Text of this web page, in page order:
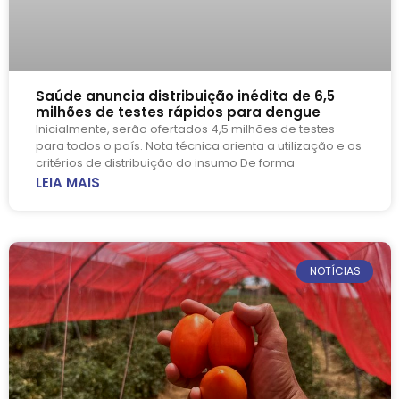
Saúde anuncia distribuição inédita de 6,5
milhões de testes rápidos para dengue
Inicialmente, serão ofertados 4,5 milhões de testes
para todos o país. Nota técnica orienta a utilização e os
critérios de distribuição do insumo De forma
LEIA MAIS
NOTÍCIAS